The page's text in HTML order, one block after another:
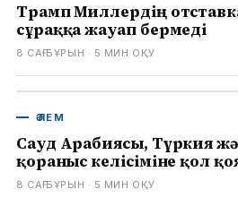
Трамп Миллердің
сұраққа жауап бермеді
8 САҒ БҰРЫН · 5 МИН ОҚУ
ӘЛЕМ
Сауд Арабиясы, Түркия
қорғаныс келісіміне қол
8 САҒ БҰРЫН · 5 МИН ОҚУ